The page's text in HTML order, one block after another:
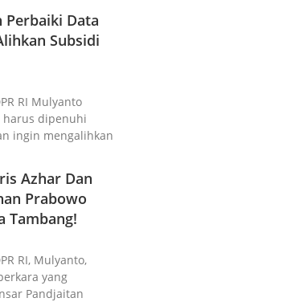
Data
Subsidi
RI Mulyanto
harus dipenuhi
ingin mengalihkan
Azhar Dan
Prabowo
Tambang!
RI, Mulyanto,
yang
Pandjaitan